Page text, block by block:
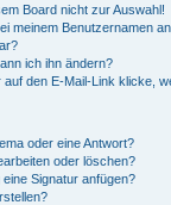
Board nicht zur Auswahl!
meinem Benutzernamen
ich ihn ändern?
den E-Mail-Link klicke,
oder eine Antwort?
oder löschen?
Signatur anfügen?